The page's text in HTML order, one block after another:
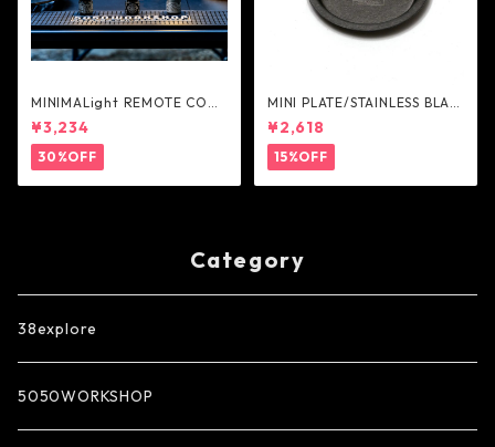
MINIMALight REMOTE CONT
ROL 2.0 - 5050WORKSHOP
¥3,234
30%OFF
MINI PLATE/STAINLESS BLAC
K - AS2OV
¥2,618
15%OFF
Category
38explore
5050WORKSHOP